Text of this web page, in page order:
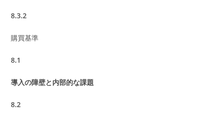
8.3.2
購買基準
8.1
導入の障壁と内部的な課題
8.2